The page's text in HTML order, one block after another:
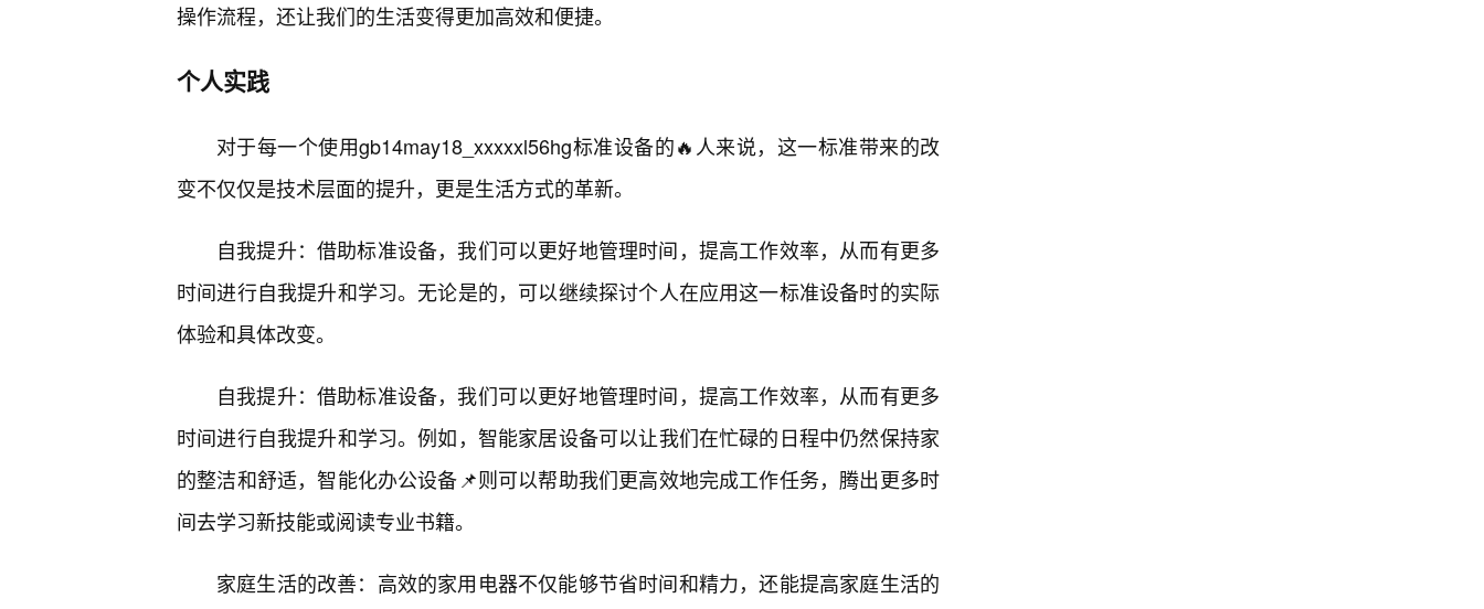
操作流程，还让我们的生活变得更加高效和便捷。
个人实践
对于每一个使用gb14may18_xxxxxl56hg标准设备的🔥人来说，这一标准带来的改
变不仅仅是技术层面的提升，更是生活方式的革新。
自我提升：借助标准设备，我们可以更好地管理时间，提高工作效率，从而有更多
时间进行自我提升和学习。无论是的，可以继续探讨个人在应用这一标准设备时的实际
体验和具体改变。
自我提升：借助标准设备，我们可以更好地管理时间，提高工作效率，从而有更多
时间进行自我提升和学习。例如，智能家居设备可以让我们在忙碌的日程中仍然保持家
的整洁和舒适，智能化办公设备📌则可以帮助我们更高效地完成工作任务，腾出更多时
间去学习新技能或阅读专业书籍。
家庭生活的改善：高效的家用电器不仅能够节省时间和精力，还能提高家庭生活的